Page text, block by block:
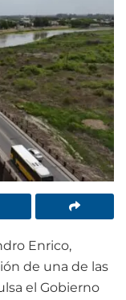
Enrico,
de una de las
el Gobierno